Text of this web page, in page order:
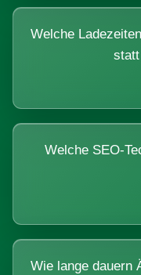
Welche
Welche SEO-
Wie lange dauern